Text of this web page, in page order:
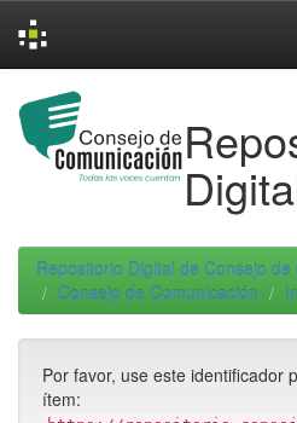
navigation
Repositorio Digital de Consejo de
Consejo de Comunicación
Por favor, use este identificador
ítem: